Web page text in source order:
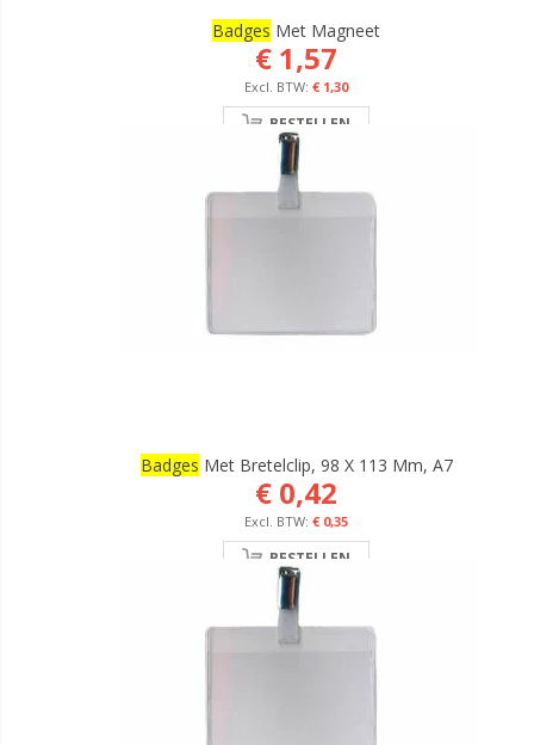
Badges Met Magneet
€ 1,57
€ 1,30
BESTELLEN
Badges Met Bretelclip, 98 X 113 Mm, A7
€ 0,42
€ 0,35
BESTELLEN